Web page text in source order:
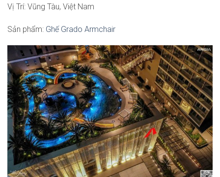
Vị Trí: Vũng Tàu, Việt Nam
Sản phẩm: Ghế Grado Armchair